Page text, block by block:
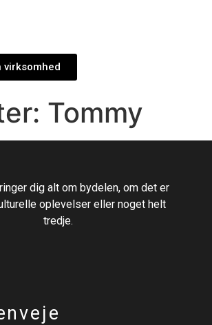
virksomhed
Tommy
dig alt om bydelen, om det er
oplevelser eller noget helt
tredje.